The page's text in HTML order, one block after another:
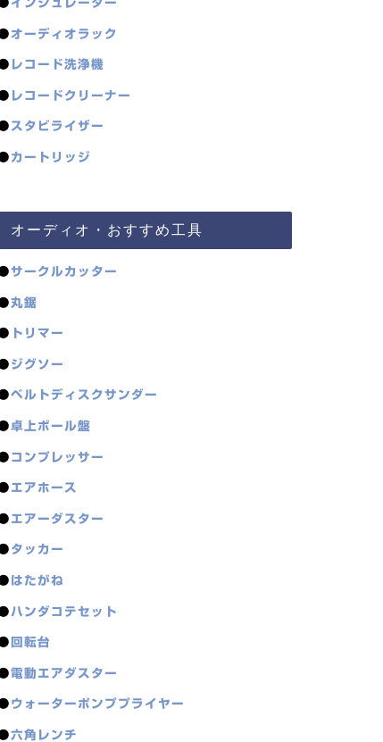
インシュレーター
オーディオラック
レコード洗浄機
レコードクリーナー
スタビライザー
カートリッジ
オーディオ・おすすめ工具
サークルカッター
丸鋸
トリマー
ジグソー
ベルトディスクサンダー
卓上ボール盤
コンプレッサー
エアホース
エアーダスター
タッカー
はたがね
ハンダコテセット
回転台
電動エアダスター
ウォーターポンププライヤー
六角レンチ